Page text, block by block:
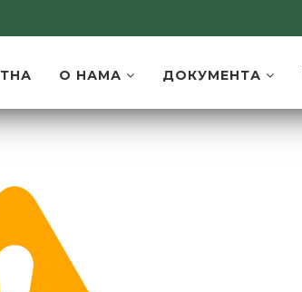
О НАМА ДОКУМЕНТА